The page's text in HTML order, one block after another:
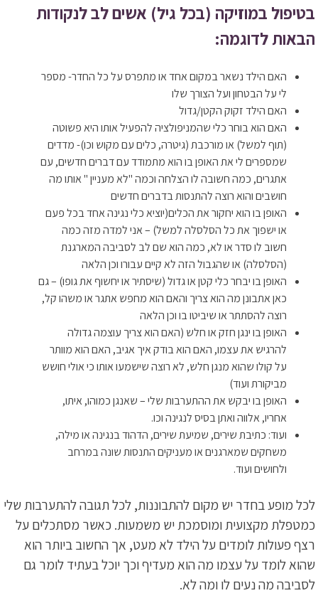
בטיפול במוזיקה (בכל גיל) אשים לב לנקודות
הבאות לדוגמה:
האם הילד נשאר במקום אחד או מתפרס על כל החדר- מספר
לי על הבטחון ועל הצורך שלו
האם הילד זקוק הקטן/גדול
האם הוא בוחר כלי שהמניפולציה להפעיל אותו היא פשוטה
(תוף למשל) או מורכבת (גיטרה, כלים עם מקוש וכו)- מדדים
שמספרים לי את האופן בו הוא מתמודד עם דברים חדשים, עם
אתגרים, כמה חשובה לו הצלחה וכמה "לא מעניין " אותו מה
חושבים והוא רוצה להתנסות בדברים חדשים
האופן בו הוא יחקור את הכלים(יוציא כלי נגינה אחד בכל פעם
או ישפוך את כל הסלסלה למשל) – אני למדה מזה כמה
חשוב לו סדר או לא, כמה הוא שם לב לסביבה המארגנת
(הסלסלה) או שהגבול הזה לא קיים עבורו וכן הלאה
האופן בו יבחר כלי קטן או גדול (שיסתיר או יחשוף את גופו) – גם
כאן אתבונן מה הוא צריך והאם הוא מחפש אתגר או משהו קל,
רוצה להסתתר או שיביטו בו וכן הלאה
האופן בו ינגן חזק או חלש (האם הוא צריך עוצמה גדולה
להרגיש את עצמו, האם הוא בודק איך אגיב, האם הוא מוותר
על קולו שהוא מנגן חלש, לא רוצה שישמעו אותו כי אולי חושש
מביקורת ועוד)
האופן בו יבקש את ההתערבות שלי – שאנגן כמוהו, איתו,
אחריו, אלווה ואתן בסיס לנגינה וכו.
ועוד: כתיבת שירים, שמיעת שירים, הדהוד בנגינה או מילה,
משחקים שמארגנים או מעניקים התנסות שונה במרחב
ולחושים ועוד.
לכל מופע בחדר יש מקום להתבוננות, לכל תגובה להתערבות שלי
כמטפלת מקצועית ומוסמכת יש משמעות. כאשר מסתכלים על
רצף פעולות לומדים על הילד לא מעט, אך החשוב ביותר הוא
שהוא לומד על עצמו מה הוא מעדיף וכך יוכל בעתיד לומר גם
לסביבה מה נעים לו ומה לא.